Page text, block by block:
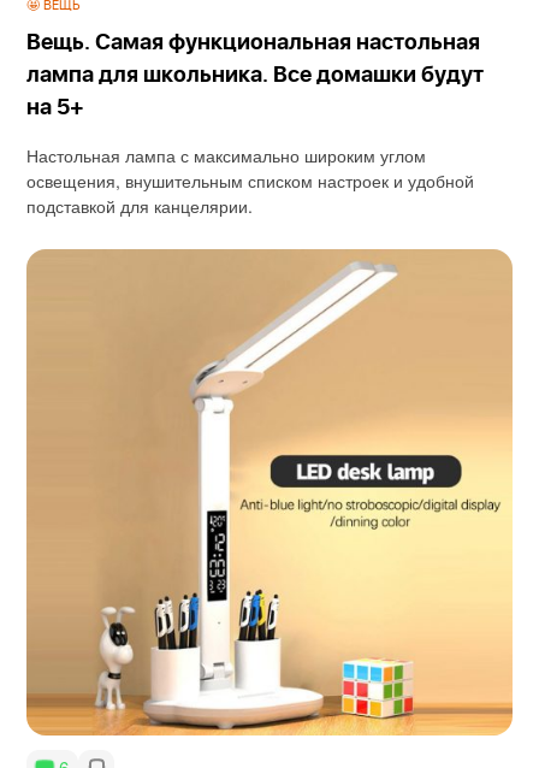
🤩 ВЕЩЬ
Вещь. Самая функциональная настольная
лампа для школьника. Все домашки будут
на 5+
Настольная лампа с максимально широким углом
освещения, внушительным списком настроек и удобной
подставкой для канцелярии.